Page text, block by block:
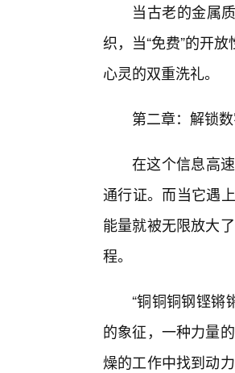
当古老的金属
织，当“免费”的开
心灵的双重洗礼。
第二章：解锁
在这个信息高
通行证。而当它遇
能量就被无限放大
程。
“铜铜铜钢铿锵
的象征，一种力量
燥的工作中找到动